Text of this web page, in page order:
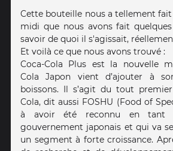
Cette bouteille nous a tellement
midi que nous avons fait
savoir de quoi il s'agissait,
Et voilà ce que nous avons trouvé :
Coca-Cola Plus est la nouvelle
Cola Japon vient d’ajouter à
boissons. Il s’agit du tout
Cola, dit aussi FOSHU (Food of
à avoir été reconnu en
gouvernement japonais et qui va
un segment à forte croissance.